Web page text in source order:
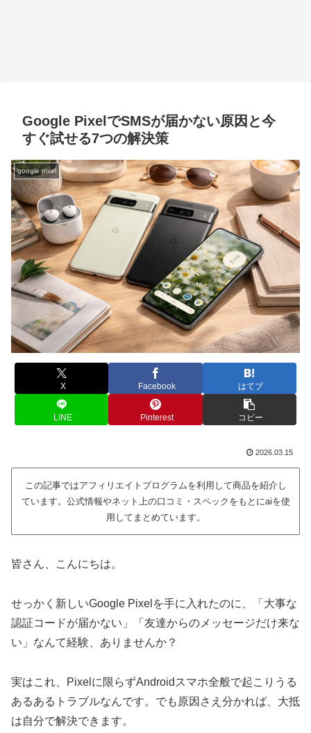
Google PixelでSMSが届かない原因と今
すぐ試せる7つの解決策
google pixel
X Facebook はてブ
LINE Pinterest コピー
2026.03.15
この記事ではアフィリエイトプログラムを利用して商品を紹介し
ています。公式情報やネット上の口コミ・スペックをもとにaiを使
用してまとめています。
皆さん、こんにちは。
せっかく新しいGoogle Pixelを手に入れたのに、「大事な
認証コードが届かない」「友達からのメッセージだけ来な
い」なんて経験、ありませんか？
実はこれ、Pixelに限らずAndroidスマホ全般で起こりうる
あるあるトラブルなんです。でも原因さえ分かれば、大抵
は自分で解決できます。